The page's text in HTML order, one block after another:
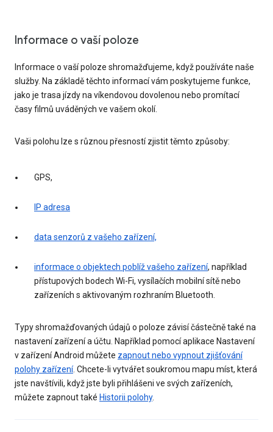
Informace o vaší poloze
Informace o vaší poloze shromažďujeme, když používáte naše
služby. Na základě těchto informací vám poskytujeme funkce,
jako je trasa jízdy na víkendovou dovolenou nebo promítací
časy filmů uváděných ve vašem okolí.
Vaši polohu lze s různou přesností zjistit těmto způsoby:
GPS,
IP adresa
data senzorů z vašeho zařízení,
informace o objektech poblíž vašeho zařízení, například
přístupových bodech Wi-Fi, vysílačích mobilní sítě nebo
zařízeních s aktivovaným rozhraním Bluetooth.
Typy shromažďovaných údajů o poloze závisí částečně také na
nastavení zařízení a účtu. Například pomocí aplikace Nastavení
v zařízení Android můžete zapnout nebo vypnout zjišťování
polohy zařízení. Chcete-li vytvářet soukromou mapu míst, která
jste navštívili, když jste byli přihlášeni ve svých zařízeních,
můžete zapnout také Historii polohy.